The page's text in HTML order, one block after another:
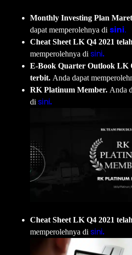
Monthly Investing Plan
dapat memperolehnya di sini.
Cheat Sheet LK Q4 2021
memperolehnya di sini.
E-Book Quarter Outlook LK
terbit. Anda dapat
RK Platinum Member. Anda
di sini.
Cheat Sheet LK Q4 2021
memperolehnya di sini.